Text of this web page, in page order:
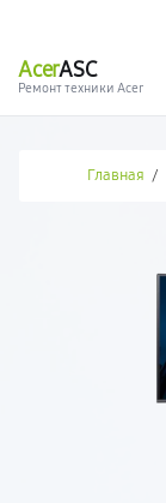
AcerASC
Ремонт техники Acer
Главная /